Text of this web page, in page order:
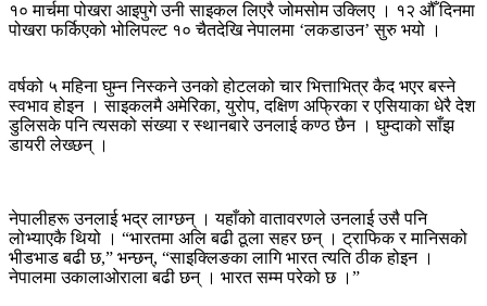
१० मार्चमा पोखरा आइपुगे उनी साइकल लिएरै जोमसोम उक्लिए । १२ औँ दिनमा
पोखरा फर्किएको भोलिपल्ट १० चैतदेखि नेपालमा ‘लकडाउन’ सुरु भयो ।
वर्षको ५ महिना घुम्न निस्कने उनको होटलको चार भित्ताभित्र कैद भएर बस्ने
स्वभाव होइन । साइकलमै अमेरिका, युरोप, दक्षिण अफ्रिका र एसियाका धेरै देश
डुलिसके पनि त्यसको संख्या र स्थानबारे उनलाई कण्ठ छैन । घुम्दाको साँझ
डायरी लेख्छन् ।
नेपालीहरू उनलाई भद्र लाग्छन् । यहाँको वातावरणले उनलाई उसै पनि
लोभ्याएकै थियो । “भारतमा अलि बढी ठूला सहर छन् । ट्राफिक र मानिसको
भीडभाड बढी छ,” भन्छन्, “साइक्लिङका लागि भारत त्यति ठीक होइन ।
नेपालमा उकालाओराला बढी छन् । भारत सम्म परेको छ ।”